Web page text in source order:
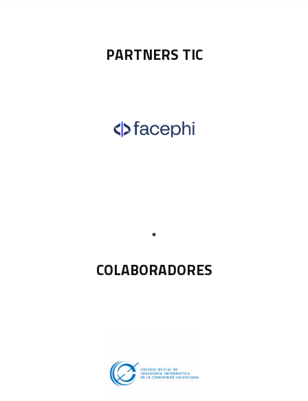
PARTNERS TIC
COLABORADORES